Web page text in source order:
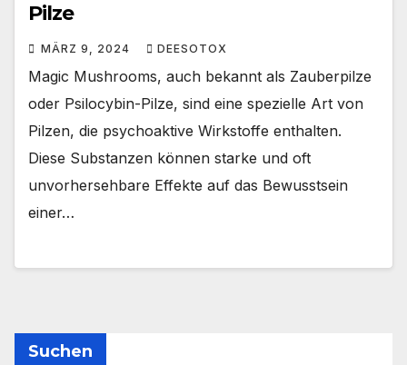
Pilze
MÄRZ 9, 2024 DEESOTOX
Magic Mushrooms, auch bekannt als Zauberpilze
oder Psilocybin-Pilze, sind eine spezielle Art von
Pilzen, die psychoaktive Wirkstoffe enthalten.
Diese Substanzen können starke und oft
unvorhersehbare Effekte auf das Bewusstsein
einer…
Suchen